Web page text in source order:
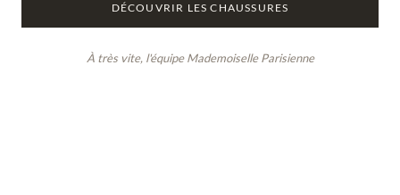
DÉCOUVRIR LES CHAUSSURES
À très vite, l'équipe Mademoiselle Parisienne